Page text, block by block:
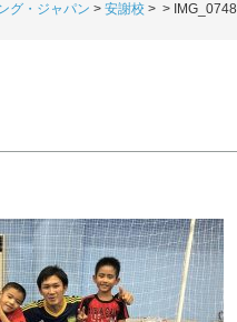
グ・ジャパン > 安謝校 > > IMG_0748